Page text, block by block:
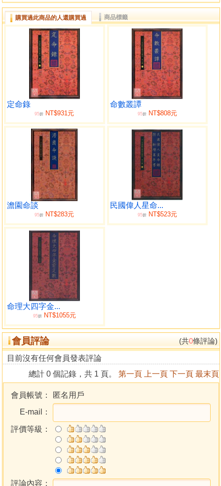
小限等，皆以四者為轉移。四者強而凡事皆吉，四者弱而諸
事成凶。」又認為「子平之法，盡其術只可推算六七成，故
當多列他法以補之。」「若以六壬、奇門法證之，除年月各
有公位神將外，而日干成二課、日支成二課，又從四課變出
三傳，從三傳變出四貴九遁，較子平多出十餘法門，故推算
較精確。」主張不同術數互通借用，如七政四餘、子平、奇
門、六壬互通借用等。
本書是也跟同時期不少命理著作一樣，嘗試把傳統術數
科學化。如把傳統五行之氣，稱之為「五行之電氣」。以日
主十天干分為:東方木電甲命、東方木電乙命、南方木電丙
命、南方木電丁命、中央土電戊命、中央土電己命、西方金
電庚命、西方金電辛命、北方水電壬命、北方水電癸命，再
將命局按三等九級格局(上上、上中、上下、中上、中中、中
下、下上、下中、下下)劃分，也是本書特色。
本書解釋子平理論時又輔以大量名人命例，如:朱熹、徐
世昌、靳雲鵬、馮國璋、李鴻章、曾國藩、袁世凱、黎元
洪、梅籣芳、康熙帝、張之洞、曹錕、吳佩孚、張作霖、曹
仲珊、毛西河(奇齡)、洪秀全、宣統帝、袁克定、梁啟超等數
十例，更是珍貴。
讀者若以本書與民國初年其他子平著作、命譜著作如:
《子平命術要訣》、《知命篇》、《科學方式命理學》、
《澹園命談》、《秘本命理用神精華》、《精選命理約
言》、《千里命稿》、《千里命鈔》、《袁氏命譜》、《命
學探驪集》《命理尋源》、《古今名人命鑒》、《定命
錄》、《子平玄理》、《命數叢談》、《命學金聲》、《子
平實驗錄》、《民國偉人星命錄》、《玄外集》《玄外續
集》《玄外三集》《玄外四集》《玄外五集》等對讀，比較
諸家推斷原理與得失，當對子平八字推斷應用有所會心。再
參以早期星(七政)平(子平)合參的古命譜如【明】陸位《文武
星案》，更可知星命學由明代之星平合參論命，到民國初年
的純以子平論命，其中子平命理的演變異同。
本書坊間已失傳，為令此書原本不致湮沒，特以最新技
究。
購買過此商品的人還購買過 商品標籤
定命錄
95折 NT$931元
命數叢譚
95折NT$808元
澹園命談
95折 NT$283元
民國偉人星命...
95折NT$523元
命理大四字金...
95折NT$1055元
會員評論 (共0條評論)
目前沒有任何會員發表評論
總計 0 個記錄，共 1 頁。 第一頁 上一頁 下一頁 最末頁
會員帳號：
匿名用戶
E-mail：
評價等級：
評論內容：